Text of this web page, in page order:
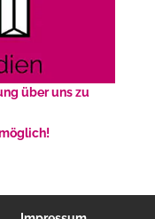
über uns zu